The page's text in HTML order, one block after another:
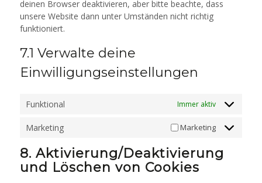
deinen Browser deaktivieren, aber bitte beachte, dass
unsere Website dann unter Umständen nicht richtig
funktioniert.
7.1 Verwalte deine
Einwilligungseinstellungen
Funktional Immer aktiv
Marketing Marketing
8. Aktivierung/Deaktivierung
und Löschen von Cookies